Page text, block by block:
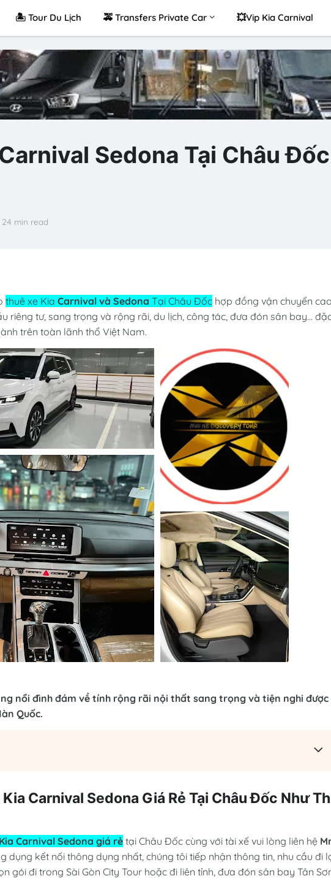
🏝 Tour Du Lịch 🚕 Transfers Private Car 💥Vip Kia Carnival
Sedona Tại Châu
24 min read
thuê xe Kia Carnival và Sedona Tại Châu Đốchợp đồng vận chuyển
riêng tư, sang trọng và rộng rãi, du lịch, công tác, đưa đón sân bay...
trên toàn lãnh thổ Việt Nam.
nổi đình đám về tính rộng rãi nội thất sang trọng và tiện nghi được
Quốc.
Carnival Sedona Giá Rẻ Tại Châu Đốc Như
Carnival Sedona giá rẻtại Châu Đốc cùng với tài xế vui lòng liên hệ
dụng kết nối thông dụng nhất, chúng tôi tiếp nhận thông tin, nhu cầu đi
gói đi trong Sài Gòn City Tour hoặc đi liên tỉnh, đưa đón sân bay Tân